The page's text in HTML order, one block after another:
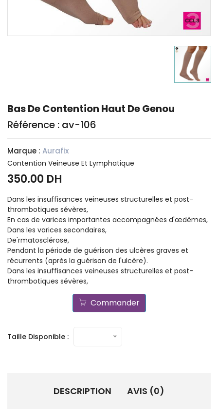
Bas De Contention Haut De Genou
Référence : av-106
Marque : Aurafix
Contention Veineuse Et Lymphatique
350.00 DH
Dans les insuffisances veineuses structurelles et post-
thrombotiques sévères,
En cas de varices importantes accompagnées d'œdèmes,
Dans les varices secondaires,
De'rmatosclérose,
Pendant la période de guérison des ulcères graves et
récurrents (après la guérison de l'ulcère).
Dans les insuffisances veineuses structurelles et post-
thrombotiques sévères,
Commander
Taille Disponible :
DESCRIPTION AVIS (0)